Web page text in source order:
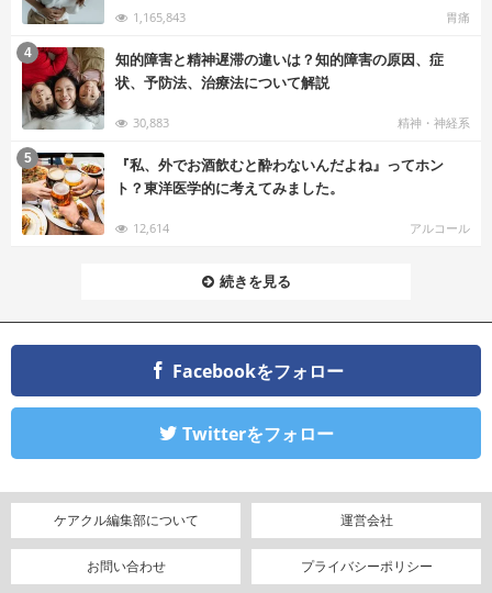
1,165,843 胃痛
知的障害と精神遅滞の違いは？知的障害の原因、症
状、予防法、治療法について解説
30,883 精神・神経系
4
『私、外でお酒飲むと酔わないんだよね』ってホン
ト？東洋医学的に考えてみました。
12,614 アルコール
5
続きを見る
Facebookをフォロー
Twitterをフォロー
ケアクル編集部について 運営会社
お問い合わせ プライバシーポリシー